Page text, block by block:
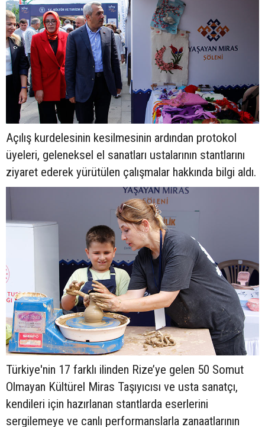
Açılış kurdelesinin kesilmesinin ardından protokol
üyeleri, geleneksel el sanatları ustalarının stantlarını
ziyaret ederek yürütülen çalışmalar hakkında bilgi aldı.
Türkiye'nin 17 farklı ilinden Rize’ye gelen 50 Somut
Olmayan Kültürel Miras Taşıyıcısı ve usta sanatçı,
kendileri için hazırlanan stantlarda eserlerini
sergilemeye ve canlı performanslarla zanaatlarının